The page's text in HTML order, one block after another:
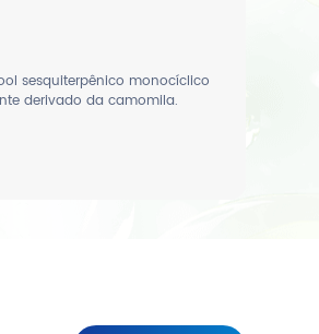
sesquiterpênico monocíclico
derivado da camomila.